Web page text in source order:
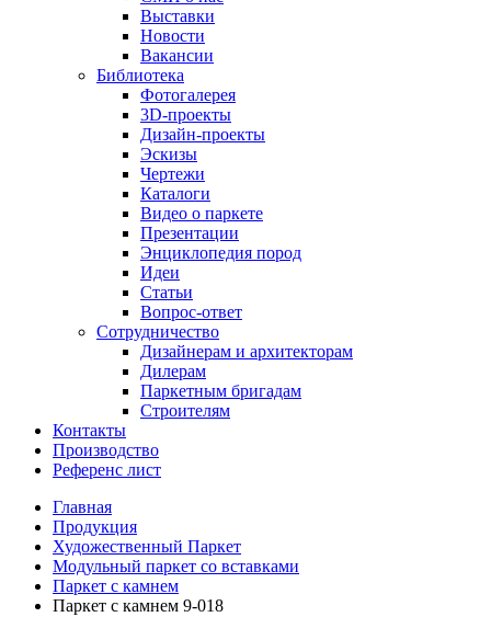
Выставки
Новости
Вакансии
Библиотека
Фотогалерея
3D-проекты
Дизайн-проекты
Эскизы
Чертежи
Каталоги
Видео о паркете
Презентации
Энциклопедия пород
Идеи
Статьи
Вопрос-ответ
Сотрудничество
Дизайнерам и архитекторам
Дилерам
Паркетным бригадам
Строителям
Контакты
Производство
Референс лист
Главная
Продукция
Художественный Паркет
Модульный паркет со вставками
Паркет с камнем
Паркет с камнем 9-018